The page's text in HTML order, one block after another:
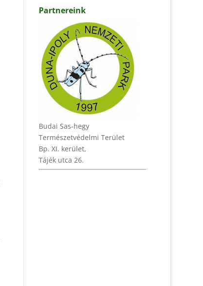
Partnereink
Budai Sas-hegy
Természetvédelmi Terület
Bp. XI. kerület,
Tájék utca 26.